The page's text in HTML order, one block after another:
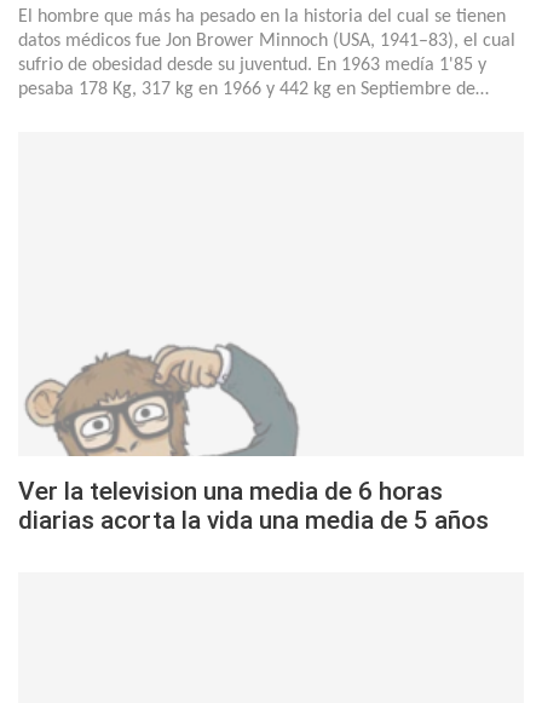
El hombre que más ha pesado en la historia del cual se tienen
datos médicos fue Jon Brower Minnoch (USA, 1941–83), el cual
sufrio de obesidad desde su juventud. En 1963 medía 1'85 y
pesaba 178 Kg, 317 kg en 1966 y 442 kg en Septiembre de…
Ver la television una media de 6 horas
diarias acorta la vida una media de 5 años